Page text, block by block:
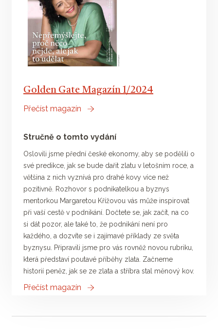
Golden Gate Magazín 1/2024
Přečíst magazín
Stručně o tomto vydání
Oslovili jsme přední české ekonomy, aby se podělili o
své predikce, jak se bude dařit zlatu v letošním roce, a
většina z nich vyznívá pro drahé kovy více než
pozitivně. Rozhovor s podnikatelkou a byznys
mentorkou Margaretou Křížovou vás může inspirovat
při vaší cestě v podnikání. Dočtete se, jak začít, na co
si dát pozor, ale také to, že podnikání není pro
každého, a dozvíte se i zajímavé příklady ze světa
byznysu. Připravili jsme pro vás rovněž novou rubriku,
která představí poutavé příběhy zlata. Začneme
historií peněz, jak se ze zlata a stříbra stal měnový kov.
Přečíst magazín